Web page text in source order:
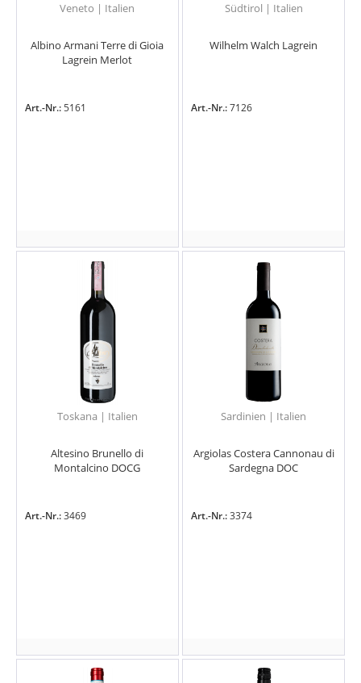
Veneto | Italien
Albino Armani Terre di Gioia
Lagrein Merlot
Art.-Nr.:5161
Südtirol | Italien
Wilhelm Walch Lagrein
Art.-Nr.:7126
Toskana | Italien
Altesino Brunello di
Montalcino DOCG
Art.-Nr.:3469
Sardinien | Italien
Argiolas Costera Cannonau di
Sardegna DOC
Art.-Nr.:3374